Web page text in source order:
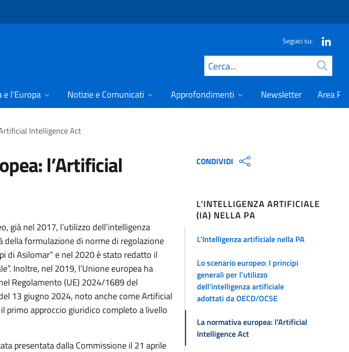
Seguici su:
Cerca
e l'Europa Notizie e Comunicati Approfondimenti Newsletter Area
Intelligence Act
l’Artificial
già nel 2017, l’utilizzo dell’intelligenza
formulazione di norme di regolazione
di Asilomar” e nel 2020 è stato redatto il
Inoltre, nel 2019, l’Unione europea ha
Regolamento (UE) 2024/1689 del
13 giugno 2024, noto anche come Artificial
primo approccio giuridico completo a livello
presentata dalla Commissione il 21 aprile
CONDIVIDI
L’INTELLIGENZA ARTIFICIALE
(IA) NELLA PA
L’Intelligenza artificiale nella PA
Lo scenario europeo: I principi
generali per l’utilizzo
dell’intelligenza artificiale
adottati da OECD/OCSE
La normativa europea: l’Artificial
Intelligence Act